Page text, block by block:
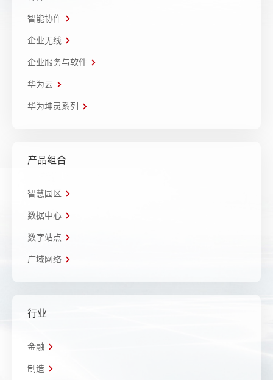
智能协作
企业无线
企业服务与软件
华为云
华为坤灵系列
产品组合
智慧园区
数据中心
数字站点
广域网络
行业
金融
制造